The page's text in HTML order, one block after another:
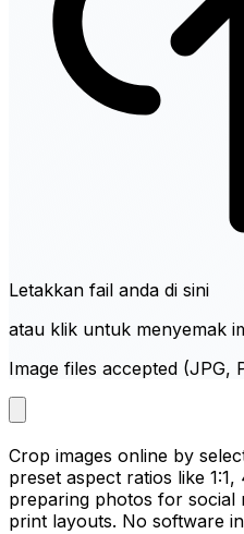
Letakkan fail anda di sini
atau klik untuk menyemak
Image files accepted (JPG,
Crop images online by
preset aspect ratios like
preparing photos for social
print layouts. No software